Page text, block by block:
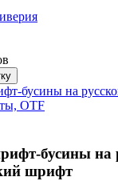
бусины на
шрифт